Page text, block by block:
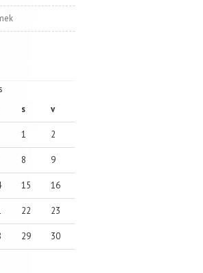
s v
1 2
8 9
15 16
22 23
29 30